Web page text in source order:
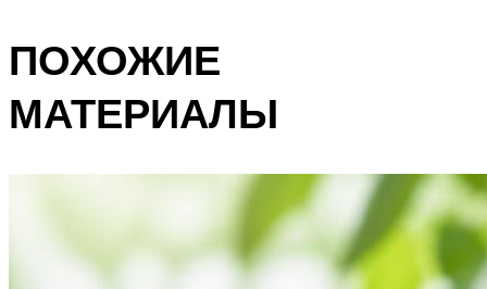
ПОХОЖИЕ
МАТЕРИАЛЫ